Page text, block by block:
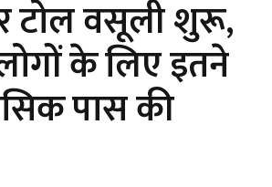
टोल वसूली शुरू,
के लिए इतने
पास की